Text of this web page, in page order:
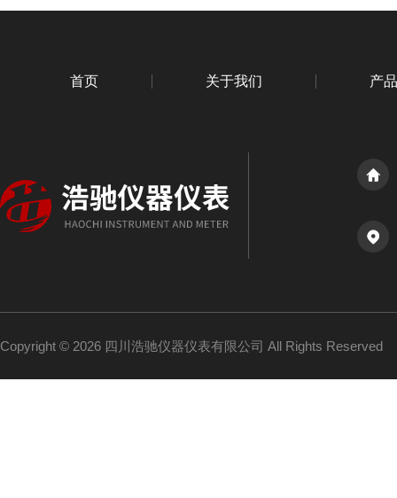
首页 关于我们 产
Copyright © 2026 四川浩驰仪器仪表有限公司 All Rights Reserved